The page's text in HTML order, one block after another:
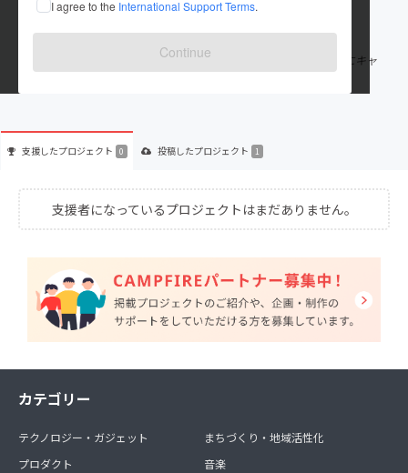
I agree to the International Support Terms.
Continue
在住国：日本 現在地：兵庫県
出身国：日本 出身地：兵庫県
兵庫県の丹波篠山で「農業を楽しめるキャンプ場」をコンセプトにキャ
ンプ場を作っています。2021年10月にプレオープン予定！
支援したプロジェクト 0 投稿したプロジェクト 1
支援者になっているプロジェクトはまだありません。
カテゴリー
テクノロジー・ガジェット
プロダクト
まちづくり・地域活性化
音楽